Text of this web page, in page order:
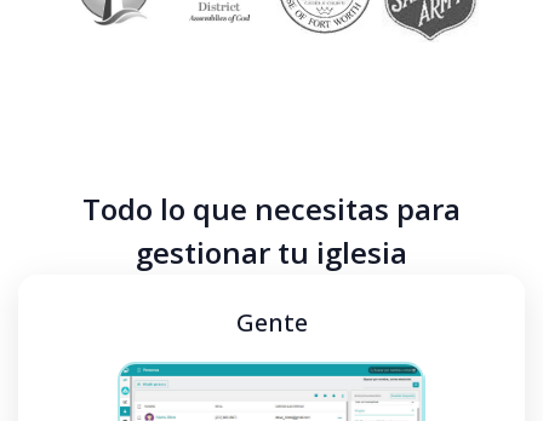
Todo lo que necesitas para
gestionar tu iglesia
Gente